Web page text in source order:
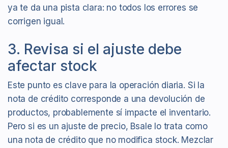
ya te da una pista clara: no todos los errores se
corrigen igual.
3. Revisa si el ajuste debe
afectar stock
Este punto es clave para la operación diaria. Si la
nota de crédito corresponde a una devolución de
productos, probablemente sí impacte el inventario.
Pero si es un ajuste de precio, Bsale lo trata como
una nota de crédito que no modifica stock. Mezclar